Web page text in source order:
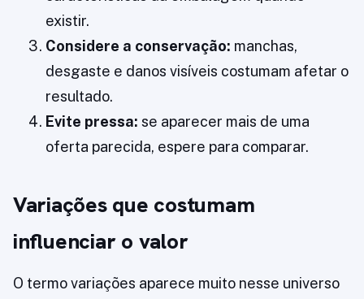
existir.
Considere a conservação: manchas,
desgaste e danos visíveis costumam afetar o
resultado.
Evite pressa: se aparecer mais de uma
oferta parecida, espere para comparar.
Variações que costumam
influenciar o valor
O termo variações aparece muito nesse universo